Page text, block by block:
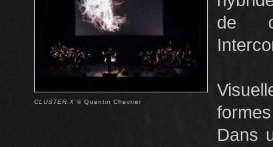
CLUSTER.X © Quentin Chevrier
de
Dans